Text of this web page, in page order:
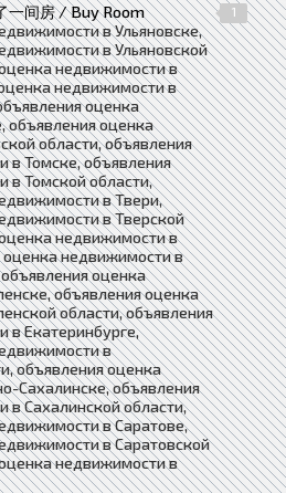
一间房 / Buy Room
1
в Ульяновске,
в Ульяновской
недвижимости в
недвижимости в
оценка
объявления оценка
области, объявления
в Томске, объявления
в Томской области,
в Твери,
в Тверской
недвижимости в
недвижимости в
оценка
объявления оценка
области, объявления
в Екатеринбурге,
в
объявления оценка
Сахалинске, объявления
в Сахалинской области,
в Саратове,
в Саратовской
недвижимости в